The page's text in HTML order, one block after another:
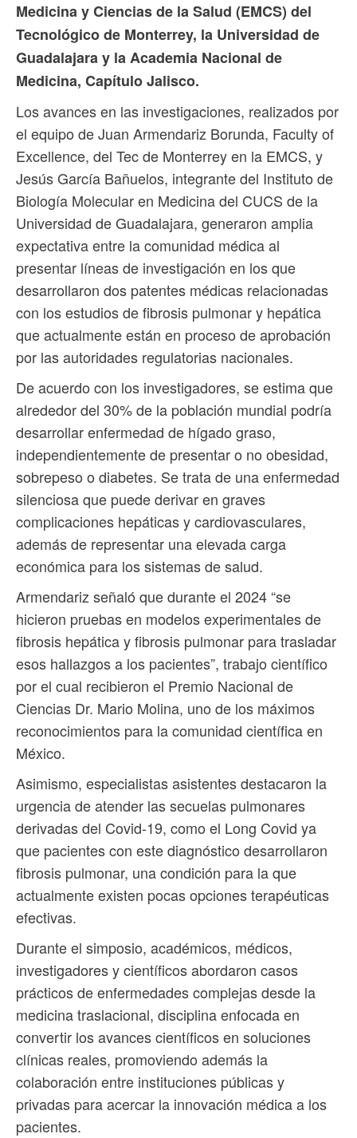
Medicina y Ciencias de la Salud (EMCS) del
Tecnológico de Monterrey, la Universidad de
Guadalajara y la Academia Nacional de
Medicina, Capítulo Jalisco.
Los avances en las investigaciones, realizados por
el equipo de Juan Armendariz Borunda, Faculty of
Excellence, del Tec de Monterrey en la EMCS, y
Jesús García Bañuelos, integrante del Instituto de
Biología Molecular en Medicina del CUCS de la
Universidad de Guadalajara, generaron amplia
expectativa entre la comunidad médica al
presentar líneas de investigación en los que
desarrollaron dos patentes médicas relacionadas
con los estudios de fibrosis pulmonar y hepática
que actualmente están en proceso de aprobación
por las autoridades regulatorias nacionales.
De acuerdo con los investigadores, se estima que
alrededor del 30% de la población mundial podría
desarrollar enfermedad de hígado graso,
independientemente de presentar o no obesidad,
sobrepeso o diabetes. Se trata de una enfermedad
silenciosa que puede derivar en graves
complicaciones hepáticas y cardiovasculares,
además de representar una elevada carga
económica para los sistemas de salud.
Armendariz señaló que durante el 2024 “se
hicieron pruebas en modelos experimentales de
fibrosis hepática y fibrosis pulmonar para trasladar
esos hallazgos a los pacientes”, trabajo científico
por el cual recibieron el Premio Nacional de
Ciencias Dr. Mario Molina, uno de los máximos
reconocimientos para la comunidad científica en
México.
Asimismo, especialistas asistentes destacaron la
urgencia de atender las secuelas pulmonares
derivadas del Covid-19, como el Long Covid ya
que pacientes con este diagnóstico desarrollaron
fibrosis pulmonar, una condición para la que
actualmente existen pocas opciones terapéuticas
efectivas.
Durante el simposio, académicos, médicos,
investigadores y científicos abordaron casos
prácticos de enfermedades complejas desde la
medicina traslacional, disciplina enfocada en
convertir los avances científicos en soluciones
clínicas reales, promoviendo además la
colaboración entre instituciones públicas y
privadas para acercar la innovación médica a los
pacientes.